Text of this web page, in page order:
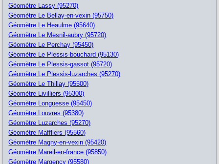
Géomètre Lassy (95270)
Géomètre Le Bellay-en-vexin (95750)
Géomètre Le Heaulme (95640)
Géomètre Le Mesnil-aubry (95720)
Géomètre Le Perchay (95450)
Géomètre Le Plessis-bouchard (95130)
Géomètre Le Plessis-gassot (95720)
Géomètre Le Plessis-luzarches (95270)
Géomètre Le Thillay (95500)
Géomètre Livilliers (95300)
Géomètre Longuesse (95450)
Géomètre Louvres (95380)
Géomètre Luzarches (95270)
Géomètre Maffliers (95560)
Géomètre Magny-en-vexin (95420)
Géomètre Mareil-en-france (95850)
Géomètre Margency (95580)